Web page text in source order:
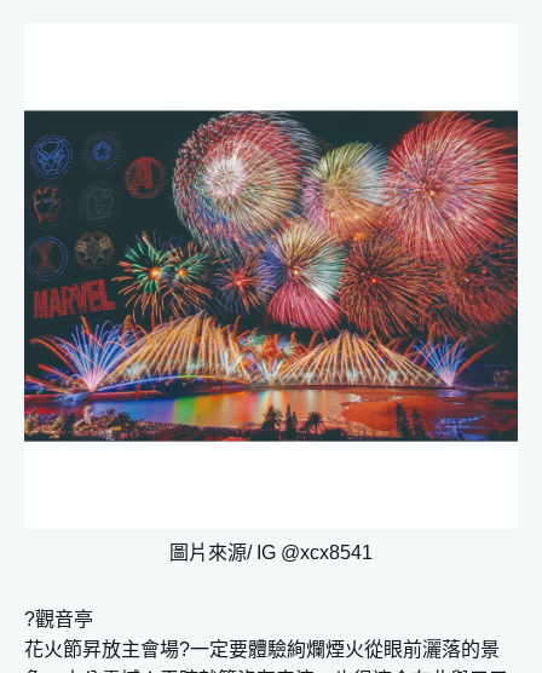
圖片來源/ IG @xcx8541
?觀音亭
花火節昇放主會場?一定要體驗絢爛煙火從眼前灑落的景